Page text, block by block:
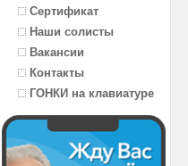
Сертификат
Наши солисты
Вакансии
Контакты
ГОНКИ на клавиатуре